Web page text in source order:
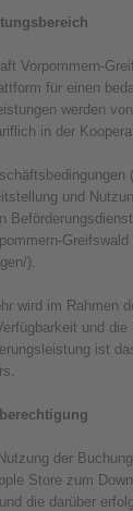
für einen
werden
in der
und
).
wird im Rahmen
und
ist
der
Store zum
die darüber